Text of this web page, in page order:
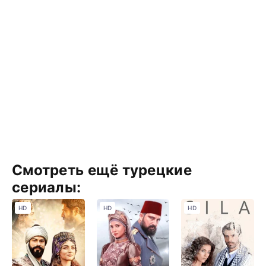
Смотреть ещё турецкие
сериалы:
HD HD HD